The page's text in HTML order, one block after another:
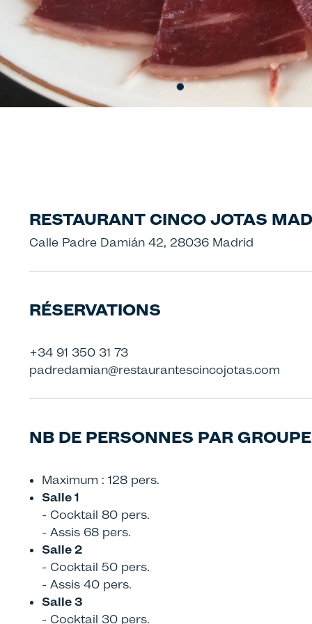
RESTAURANT CINCO JOTAS
Calle Padre Damián 42, 28036 Madrid
RÉSERVATIONS
+34 91 350 31 73
padredamian@restaurantescincojotas.com
NB DE PERSONNES PAR
Maximum : 128 pers.
Salle 1
- Cocktail 80 pers.
- Assis 68 pers.
Salle 2
- Cocktail 50 pers.
- Assis 40 pers.
Salle 3
- Cocktail 30 pers.